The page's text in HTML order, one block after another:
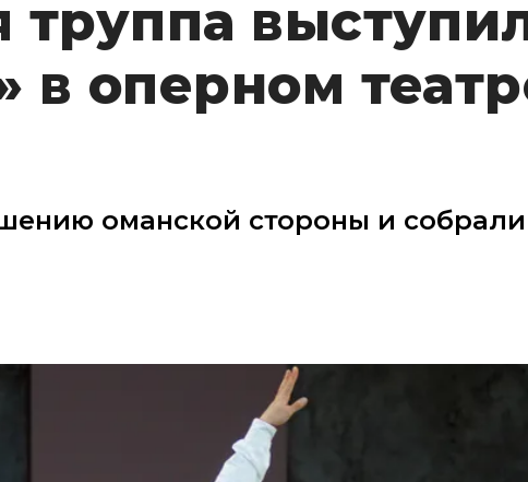
труппа
в оперном
оманской стороны и собрали